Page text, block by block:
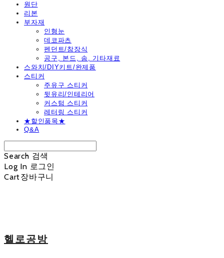
원단
리본
부자재
인형눈
데코파츠
펜던트/참장식
공구, 본드, 솜, 기타재료
스와치/DIY키트/완제품
스티커
주유구 스티커
뒷유리/인테리어
커스텀 스티커
레터링 스티커
★할인품목★
Q&A
Search 검색
Log In 로그인
Cart장바구니
헬로공방